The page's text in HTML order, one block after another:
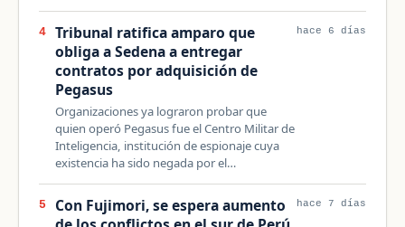
4
Tribunal ratifica amparo que
obliga a Sedena a entregar
contratos por adquisición de
Pegasus
Organizaciones ya lograron probar que
quien operó Pegasus fue el Centro Militar de
Inteligencia, institución de espionaje cuya
existencia ha sido negada por el…
hace 6 días
5
Con Fujimori, se espera aumento
hace 7 días